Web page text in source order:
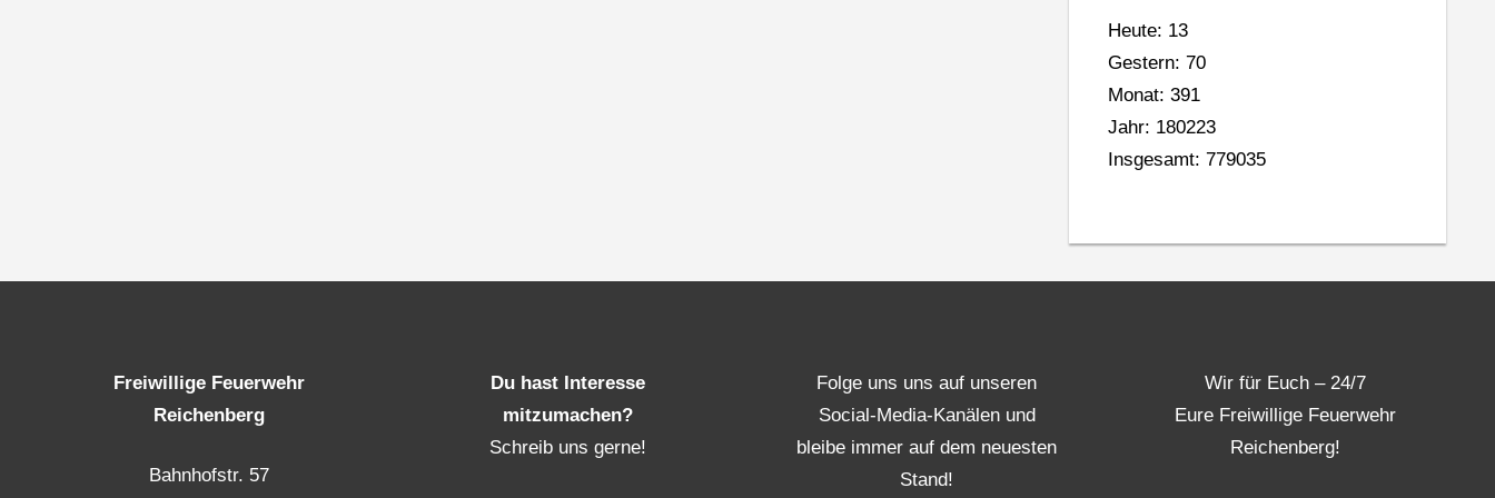
Heute: 13
Gestern: 70
Monat: 391
Jahr: 180223
Insgesamt: 779035
Freiwillige Feuerwehr
Reichenberg
Bahnhofstr. 57
Du hast Interesse
mitzumachen?
Schreib uns gerne!
Folge uns uns auf unseren
Social-Media-Kanälen und
bleibe immer auf dem neuesten
Stand!
Wir für Euch – 24/7
Eure Freiwillige Feuerwehr
Reichenberg!